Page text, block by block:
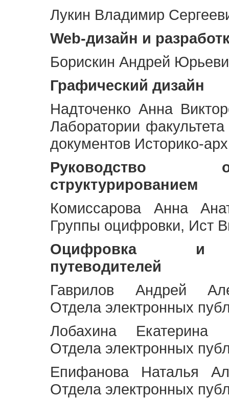
Лукин Владимир
Web-дизайн и
Борискин Андрей
Графический дизайн
Надточенко Анна
Лаборатории
документов Историко-
Руководство
структурированием
Комиссарова Анна
Группы оцифровки, Ист
Оцифровка и
путеводителей
Гаврилов Андрей
Отдела электронных
Лобахина Екатерина
Отдела электронных
Епифанова Наталья
Отдела электронных